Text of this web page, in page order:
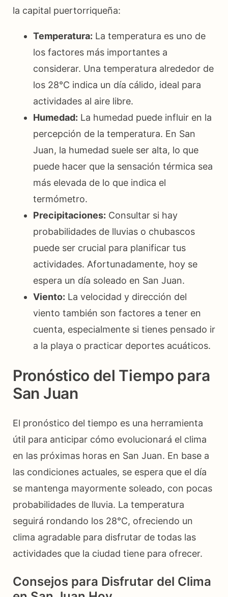
la capital puertorriqueña:
Temperatura: La temperatura es uno de
los factores más importantes a
considerar. Una temperatura alrededor de
los 28°C indica un día cálido, ideal para
actividades al aire libre.
Humedad: La humedad puede influir en la
percepción de la temperatura. En San
Juan, la humedad suele ser alta, lo que
puede hacer que la sensación térmica sea
más elevada de lo que indica el
termómetro.
Precipitaciones: Consultar si hay
probabilidades de lluvias o chubascos
puede ser crucial para planificar tus
actividades. Afortunadamente, hoy se
espera un día soleado en San Juan.
Viento: La velocidad y dirección del
viento también son factores a tener en
cuenta, especialmente si tienes pensado ir
a la playa o practicar deportes acuáticos.
Pronóstico del Tiempo para
San Juan
El pronóstico del tiempo es una herramienta
útil para anticipar cómo evolucionará el clima
en las próximas horas en San Juan. En base a
las condiciones actuales, se espera que el día
se mantenga mayormente soleado, con pocas
probabilidades de lluvia. La temperatura
seguirá rondando los 28°C, ofreciendo un
clima agradable para disfrutar de todas las
actividades que la ciudad tiene para ofrecer.
Consejos para Disfrutar del Clima